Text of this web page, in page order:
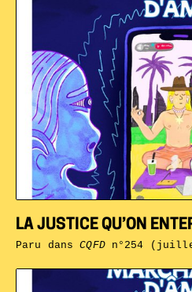
LA JUSTICE QU’ON
Paru dansCQFDn°254